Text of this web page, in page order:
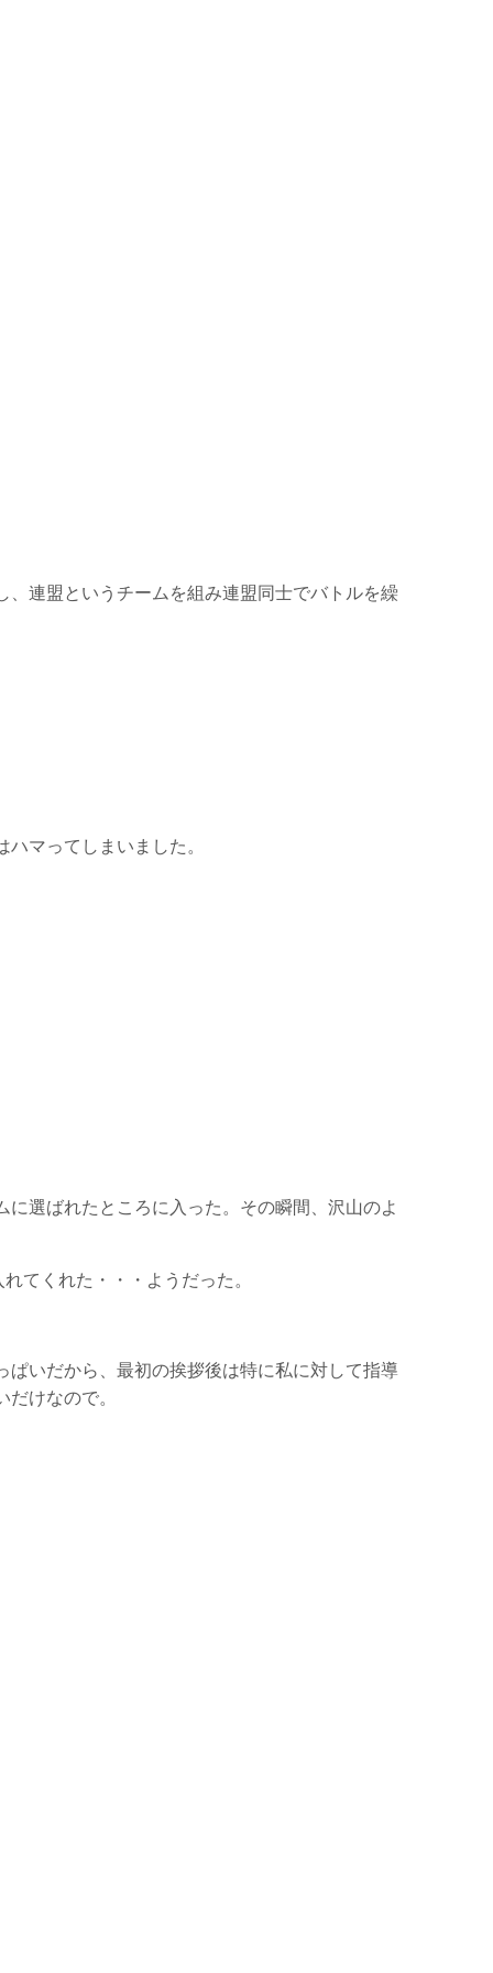
連盟というチームを組み連盟同士でバトルを繰
マってしまいました。
選ばれたところに入った。その瞬間、沢山のよ
てくれた・・・ようだった。
いだから、最初の挨拶後は特に私に対して指導
けなので。